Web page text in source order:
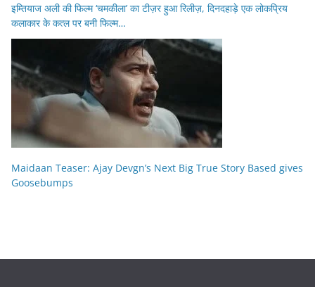
इम्तियाज अली की फिल्म ‘चमकीला’ का टीज़र हुआ रिलीज़, दिनदहाड़े एक लोकप्रिय
कलाकार के कत्ल पर बनी फिल्म…
Maidaan Teaser: Ajay Devgn’s Next Big True Story Based gives
Goosebumps